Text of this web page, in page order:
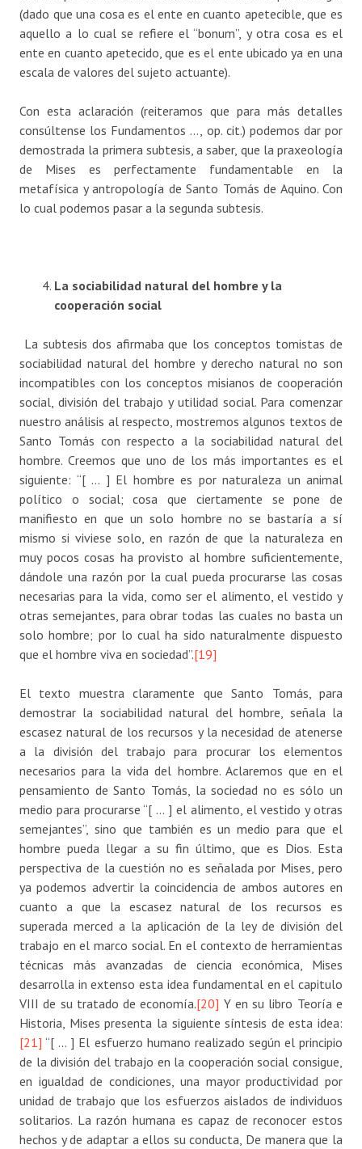
(dado que una cosa es el ente en cuanto apetecible, que es
aquello a lo cual se refiere el “bonum”, y otra cosa es el
ente en cuanto apetecido, que es el ente ubicado ya en una
escala de valores del sujeto actuante).
Con esta aclaración (reiteramos que para más detalles
consúltense los Fundamentos …, op. cit.) podemos dar por
demostrada la primera subtesis, a saber, que la praxeología
de Mises es perfectamente fundamentable en la
metafísica y antropología de Santo Tomás de Aquino. Con
lo cual podemos pasar a la segunda subtesis.
La sociabilidad natural del hombre y la
cooperación social
La subtesis dos afirmaba que los conceptos tomistas de
sociabilidad natural del hombre y derecho natural no son
incompatibles con los conceptos misianos de cooperación
social, división del trabajo y utilidad social. Para comenzar
nuestro análisis al respecto, mostremos algunos textos de
Santo Tomás con respecto a la sociabilidad natural del
hombre. Creemos que uno de los más importantes es el
siguiente: “[ … ] El hombre es por naturaleza un animal
político o social; cosa que ciertamente se pone de
manifiesto en que un solo hombre no se bastaría a sí
mismo si viviese solo, en razón de que la naturaleza en
muy pocos cosas ha provisto al hombre suficientemente,
dándole una razón por la cual pueda procurarse las cosas
necesarias para la vida, como ser el alimento, el vestido y
otras semejantes, para obrar todas las cuales no basta un
solo hombre; por lo cual ha sido naturalmente dispuesto
que el hombre viva en sociedad”.[19]
El texto muestra claramente que Santo Tomás, para
demostrar la sociabilidad natural del hombre, señala la
escasez natural de los recursos y la necesidad de atenerse
a la división del trabajo para procurar los elementos
necesarios para la vida del hombre. Aclaremos que en el
pensamiento de Santo Tomás, la sociedad no es sólo un
medio para procurarse “[ … ] el alimento, el vestido y otras
semejantes”, sino que también es un medio para que el
hombre pueda llegar a su fin último, que es Dios. Esta
perspectiva de la cuestión no es señalada por Mises, pero
ya podemos advertir la coincidencia de ambos autores en
cuanto a que la escasez natural de los recursos es
superada merced a la aplicación de la ley de división del
trabajo en el marco social. En el contexto de herramientas
técnicas más avanzadas de ciencia económica, Mises
desarrolla in extenso esta idea fundamental en el capitulo
VIII de su tratado de economía.[20] Y en su libro Teoría e
Historia, Mises presenta la siguiente síntesis de esta idea:
[21] “[ … ] El esfuerzo humano realizado según el principio
de la división del trabajo en la cooperación social consigue,
en igualdad de condiciones, una mayor productividad por
unidad de trabajo que los esfuerzos aislados de individuos
solitarios. La razón humana es capaz de reconocer estos
hechos y de adaptar a ellos su conducta, De manera que la